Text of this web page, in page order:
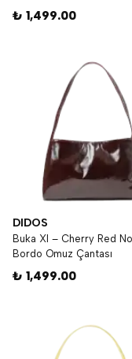
₺ 1,499.00
DIDOS
Buka Xl – Cherry Red
Bordo Omuz Çantası
₺ 1,499.00